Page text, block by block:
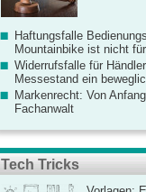
Haftungsfalle
Mountainbike ist nicht
Widerrufsfalle für
Messestand ein
Markenrecht: Von
Fachanwalt
Tech Tricks